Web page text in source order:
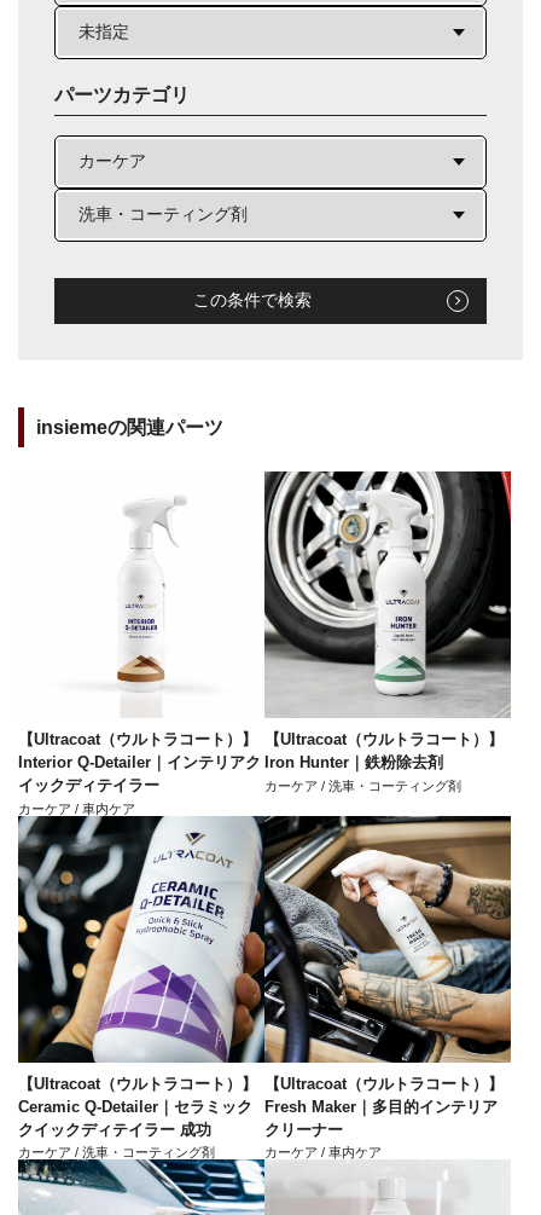
パーツカテゴリ
この条件で検索
insiemeの関連パーツ
【Ultracoat（ウルトラコート）】
Interior Q-Detailer｜インテリアク
イックディテイラー
カーケア / 車内ケア
【Ultracoat（ウルトラコート）】
Iron Hunter｜鉄粉除去剤
カーケア / 洗車・コーティング剤
【Ultracoat（ウルトラコート）】
Ceramic Q-Detailer｜セラミック
クイックディテイラー 成功
カーケア / 洗車・コーティング剤
【Ultracoat（ウルトラコート）】
Fresh Maker｜多目的インテリア
クリーナー
カーケア / 車内ケア